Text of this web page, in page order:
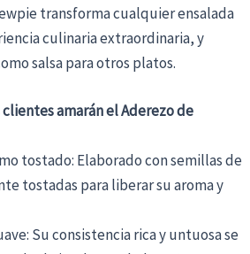
transforma cualquier ensalada
culinaria extraordinaria, y
salsa para otros platos.
amarán el Aderezo de
tostado: Elaborado con semillas de
tostadas para liberar su aroma y
Su consistencia rica y untuosa se